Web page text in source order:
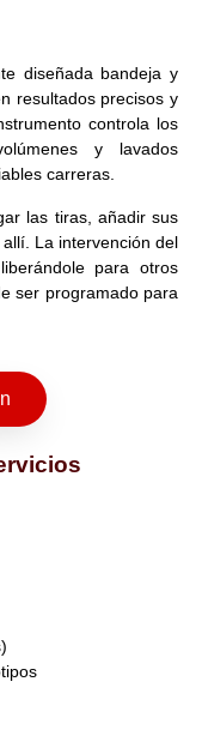
diseñada bandeja y
resultados precisos y
controla los
y lavados
carreras.
las tiras, añadir sus
La intervención del
para otros
ser programado para